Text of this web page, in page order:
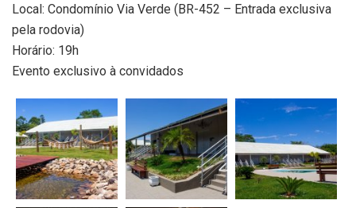
Local: Condomínio Via Verde (BR-452 – Entrada exclusiva
pela rodovia)
Horário: 19h
Evento exclusivo à convidados